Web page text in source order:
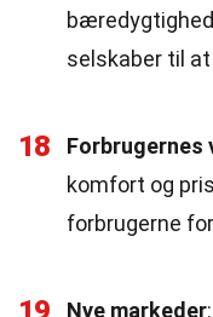
selskaber til
18 Forbrugernes
komfort og
forbrugerne
Nye markeder